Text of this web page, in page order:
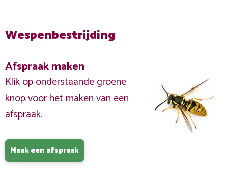
Wespenbestrijding
Afspraak maken
Klik op onderstaande groene
knop voor het maken van een
afspraak.
Maak een afspraak